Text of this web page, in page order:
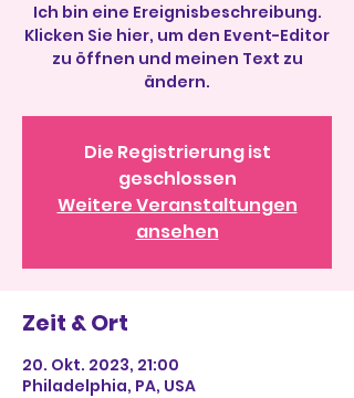
Ich bin eine Ereignisbeschreibung.
Klicken Sie hier, um den Event-Editor
zu öffnen und meinen Text zu
ändern.
Die Registrierung ist
geschlossen
Weitere Veranstaltungen
ansehen
Zeit & Ort
20. Okt. 2023, 21:00
Philadelphia, PA, USA